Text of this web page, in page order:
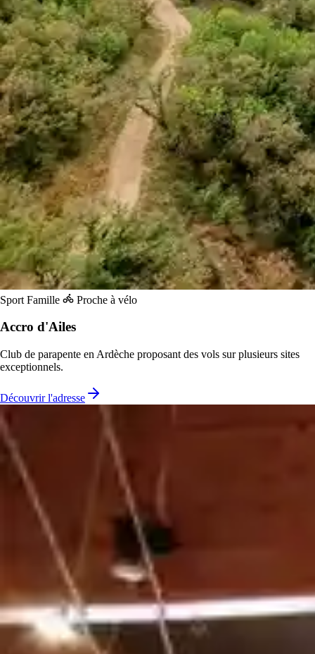
Sport Famille Proche à vélo
Accro d'Ailes
Club de parapente en Ardèche proposant des vols sur plusieurs sites
exceptionnels.
Découvrir l'adresse